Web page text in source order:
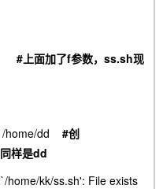
#上面加了f参数，ss.sh现
/home/dd #创
样是dd
home/kk/ss.sh': File exists